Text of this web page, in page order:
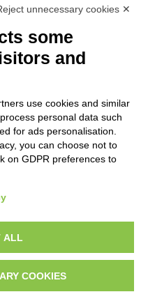
Licia e Carlo Ludovico
I diritti degli autori, degli artisti e
e le immagini, degli enti e delle
riservati. Si vieta quindi la
anche per uso gratuito o
unnecessary cookies ✕
some
and
use cookies and similar
personal data such
for ads personalisation.
you can choose not to
on GDPR preferences to
ALL
COOKIES